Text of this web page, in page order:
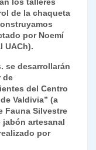
los talleres
de la chaqueta
por Noemí
UACh).
se desarrollarán
de
del Centro
Valdivia” (a
Fauna Silvestre
jabón artesanal
por